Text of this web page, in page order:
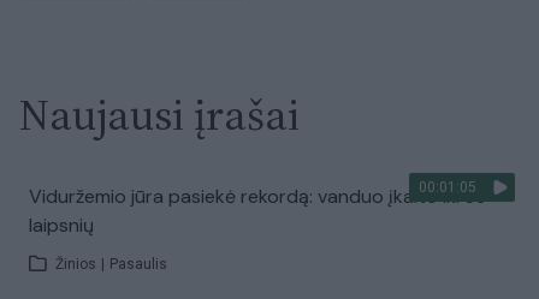
Naujausi įrašai
00:01:05
Viduržemio jūra pasiekė rekordą: vanduo įkaito iki 33
laipsnių
Žinios Pasaulis